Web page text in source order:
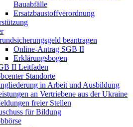
Bauabfälle
Ersatzbaustoffverordnung
beantragen
Online-Antrag SGB II
Erklärungsbogen
II Leitfaden
Standorte
in Arbeit und Ausbildung
an Vertriebene aus der Ukraine
freier Stellen
für Bildung